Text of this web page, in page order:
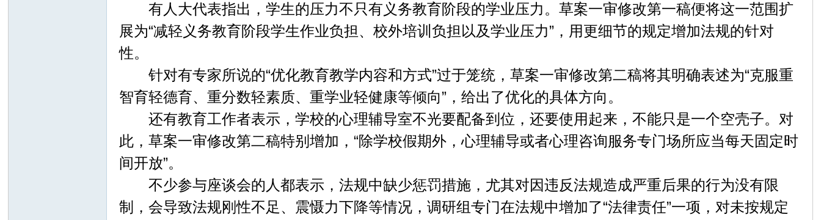
有人大代表指出，学生的压力不只有义务教育阶段的学业压力。草案一审修改第一稿便将这一范围扩
展为“减轻义务教育阶段学生作业负担、校外培训负担以及学业压力”，用更细节的规定增加法规的针对
性。
针对有专家所说的“优化教育教学内容和方式”过于笼统，草案一审修改第二稿将其明确表述为“克服重
智育轻德育、重分数轻素质、重学业轻健康等倾向”，给出了优化的具体方向。
还有教育工作者表示，学校的心理辅导室不光要配备到位，还要使用起来，不能只是一个空壳子。对
此，草案一审修改第二稿特别增加，“除学校假期外，心理辅导或者心理咨询服务专门场所应当每天固定时
间开放”。
不少参与座谈会的人都表示，法规中缺少惩罚措施，尤其对因违反法规造成严重后果的行为没有限
制，会导致法规刚性不足、震慑力下降等情况，调研组专门在法规中增加了“法律责任”一项，对未按规定